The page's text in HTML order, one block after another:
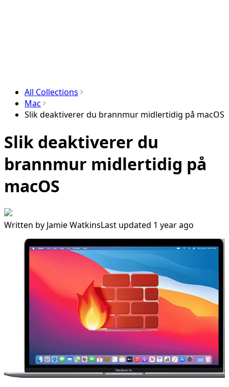
All Collections
Mac
Slik deaktiverer du brannmur midlertidig på macOS
Slik deaktiverer du
brannmur midlertidig på
macOS
Written by Jamie WatkinsLast updated 1 year ago